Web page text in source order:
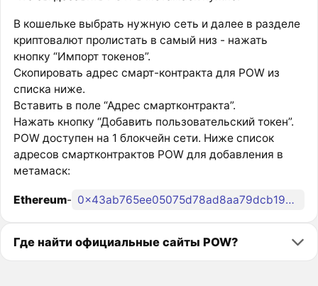
В кошельке выбрать нужную сеть и далее в разделе
криптовалют пролистать в самый низ - нажать
кнопку “Импорт токенов”.
Скопировать адрес смарт-контракта для POW из
списка ниже.
Вставить в поле “Адрес смартконтракта”.
Нажать кнопку “Добавить пользовательский токен”.
POW доступен на 1 блокчейн сети. Ниже список
адресов смартконтрактов POW для добавления в
метамаск:
Ethereum- 0x43ab765ee05075d78ad8aa79dcb1978ca3079258
Где найти официальные сайты POW?